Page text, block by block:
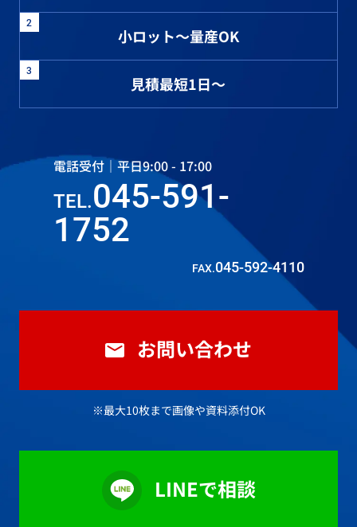
2
小ロット～量産OK
3
見積最短1日～
電話受付｜平日9:00 - 17:00
TEL.045-591-
1752
FAX.045-592-4110
お問い合わせ
※最大10枚まで画像や資料添付OK
LINEで相談